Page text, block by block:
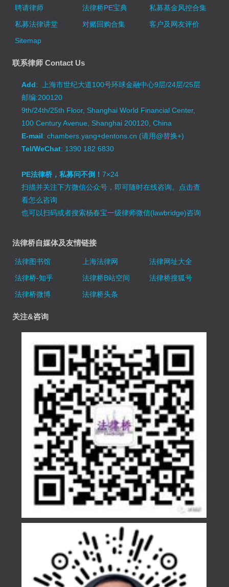
聘请律师
法律桥PE宝典
私募基金风控合集
私募法律讲堂
对赌回购合集
客户及网友评价
Sitemap
联系律师 Contact Us
Add: 上海市世纪大道100号环球金融中心9层/24层/25层
邮编:200120
9th/24th/25th Floor, Shanghai World Financial Center,
100 Century Avenue, Shanghai 200120, China
E-mail: chambers.yang+dentons.cn (请用@替换+)
Tel/WeChat: 1390 182 6830
PE法律桥，私募问不倒！7×24
扫描并关注下方微信公众号，即可随时在线咨询。 点击查
看怎么咨询
也可以扫码或者搜索杨春宝一级律师微信(lawbridge)咨询
法律桥自媒体及友情链接
法律图书馆 上海法律网
法律网址大全
法律桥-知乎
法律桥B站空间
法律桥搜狐号
法律桥微博
法律桥头条
关注&咨询